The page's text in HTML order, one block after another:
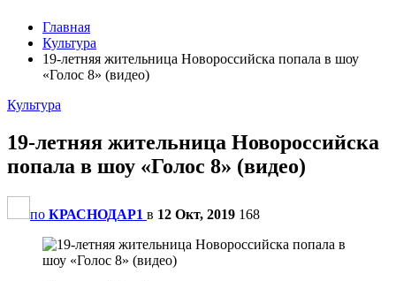
Главная
Культура
19-летняя жительница Новороссийска попала в шоу
«Голос 8» (видео)
Культура
19-летняя жительница Новороссийска
попала в шоу «Голос 8» (видео)
по КРАСНОДАР1 в 12 Окт, 2019 168